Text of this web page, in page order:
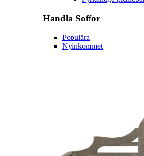
Handla Soffor
Populära
Nyinkommet